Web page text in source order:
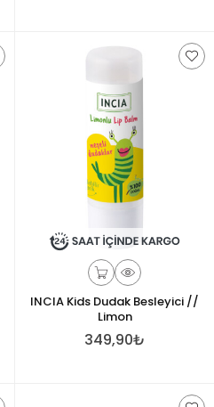
INCIA Kids Dudak Besleyici //
Limon
349,90₺